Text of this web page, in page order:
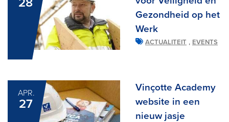
28
Gezondheid op het
Werk
ACTUALITEIT , EVENTS
APR.
27
Vinçotte Academy
website in een
nieuw jasje